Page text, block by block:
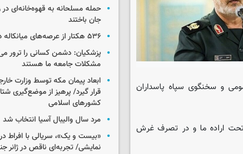
و سخنگوی سپاه پاسداران
تحت اراده ما و در تصرف غرش
جان باختند
۵۳۶ هکتار از عرصه‌های میانکاله در آتش سوخت
پزشکیان: دشمن کسانی را ترور
مشکلات جامعه ما هستند
ابعاد پیمان مکه توسط وزارت
قرار گیرد/ پرهیز از موضع‌گیری
کشورهای اسلامی
مرد سال والیبال آسیا انتخاب شد
«بیست و یک»، سریالی با افراط
نمایشی/ تجربه‌ای ناقص در ژانر